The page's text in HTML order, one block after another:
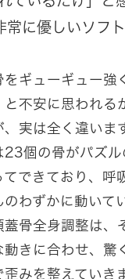
常に優しいソフ
をギューギュー強
と不安に思われる
、実は全く違いま
23個の骨がパズル
てできており、呼
わずかに動いて
蓋骨全身調整は、
動きに合わせ、驚
歪みを整えていき